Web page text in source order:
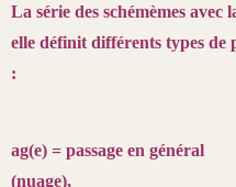
La série des schémèmes avec
elle définit différents types de
:
ag(e) = passage en général
(nuage),